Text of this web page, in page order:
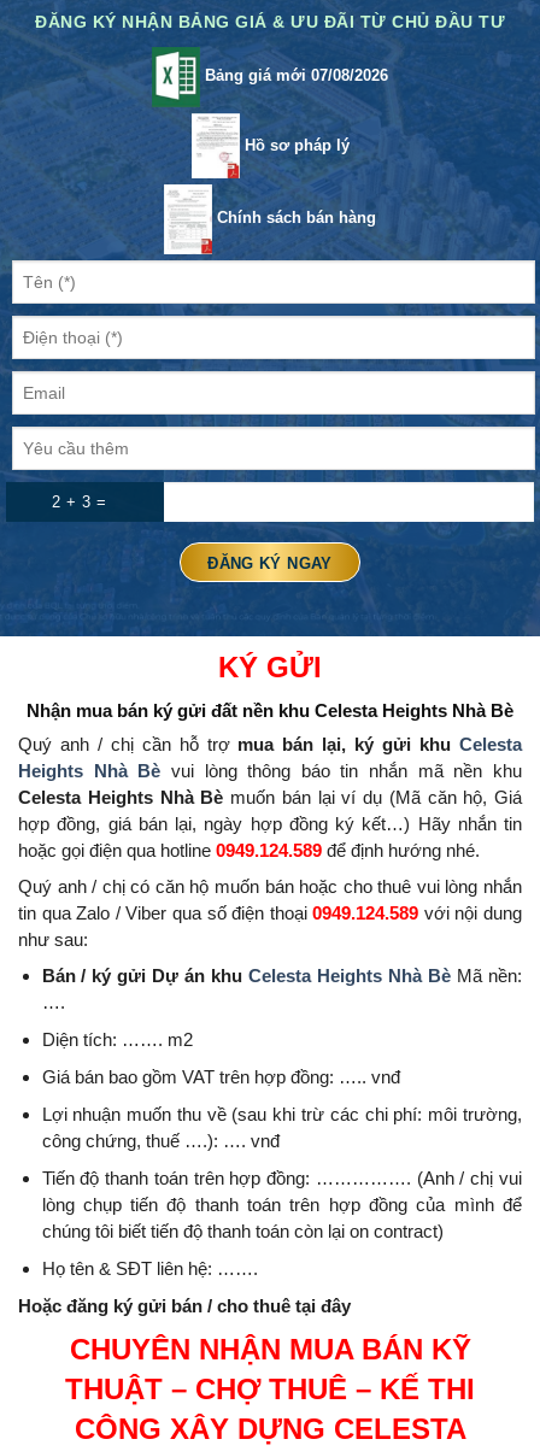
ĐĂNG KÝ NHẬN BẢNG GIÁ & ƯU ĐÃI TỪ CHỦ ĐẦU TƯ
Bảng giá mới 07/08/2026
Hồ sơ pháp lý
Chính sách bán hàng
2 + 3 =
KÝ GỬI
Nhận mua bán ký gửi đất nền khu Celesta Heights Nhà Bè
Quý anh / chị cần hỗ trợ mua bán lại, ký gửi khuCelesta
Heights Nhà Bè vui lòng thông báo tin nhắn mã nền khu
Celesta Heights Nhà Bè muốn bán lại ví dụ (Mã căn hộ, Giá
hợp đồng, giá bán lại, ngày hợp đồng ký kết…) Hãy nhắn tin
hoặc gọi điện qua hotline 0949.124.589 để định hướng nhé.
Quý anh / chị có căn hộ muốn bán hoặc cho thuê vui lòng nhắn
tin qua Zalo / Viber qua số điện thoại0949.124.589 với nội dung
như sau:
Bán / ký gửi Dự án khuCelesta Heights Nhà Bè Mã nền:
….
Diện tích: ……. m2
Giá bán bao gồm VAT trên hợp đồng: ….. vnđ
Lợi nhuận muốn thu về (sau khi trừ các chi phí: môi trường,
công chứng, thuế ….): …. vnđ
Tiến độ thanh toán trên hợp đồng: ……………. (Anh / chị vui
lòng chụp tiến độ thanh toán trên hợp đồng của mình để
chúng tôi biết tiến độ thanh toán còn lại on contract)
Họ tên & SĐT liên hệ: …….
Hoặc đăng ký gửi bán / cho thuê tại đây
CHUYÊN NHẬN MUA BÁN KỸ
THUẬT – CHỢ THUÊ – KẾ THI
CÔNG XÂY DỰNG CELESTA